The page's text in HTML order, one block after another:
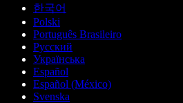
한국어
Polski
Português Brasileiro
Русский
Українська
Español
Español (México)
Svenska